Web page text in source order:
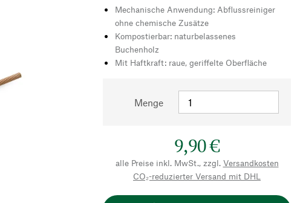
Mechanische Anwendung: Abflussreiniger
ohne chemische Zusätze
Kompostierbar: naturbelassenes
Buchenholz
Mit Haftkraft: raue, geriffelte Oberfläche
Menge
9,90 €
alle Preise inkl. MwSt., zzgl. Versandkosten
CO₂-reduzierter Versand mit DHL